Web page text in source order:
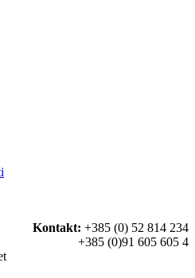
Kontakt: +385 (0) 52 814 234
+385 (0)91 605 605 4